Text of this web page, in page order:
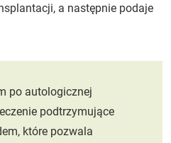
a następnie podaje
po autologicznej
podtrzymujące
które pozwala